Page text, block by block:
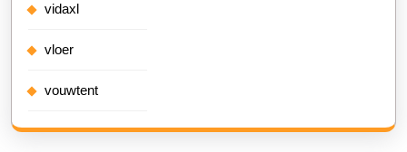
vidaxl
vloer
vouwtent